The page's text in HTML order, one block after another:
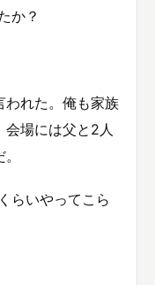
か？
われた。俺も家族
場には父と2人
らいやってこら